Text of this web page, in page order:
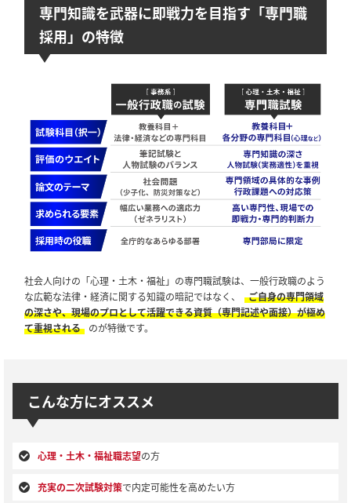
専門知識を武器に即戦力を目指す「専門職
採用」の特徴
社会人向けの「心理・土木・福祉」の専門職試験は、一般行政職のよう
な広範な法律・経済に関する知識の暗記ではなく、
ご自身の専門領域
の深さや、現場のプロとして活躍できる資質（専門記述や面接）が極め
て重視される
のが特徴です。
こんな方にオススメ
心理・土木・福祉職志望の方
充実の二次試験対策で内定可能性を高めたい方